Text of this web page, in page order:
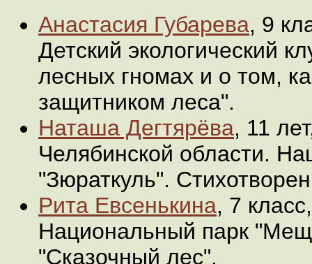
Анастасия Губарева, 9
Детский экологический
лесных гномах и о том,
защитником леса".
Наташа Дегтярёва, 11
Челябинской области.
"Зюраткуль".
Рита Евсенькина, 7
Национальный парк
"Сказочный лес".